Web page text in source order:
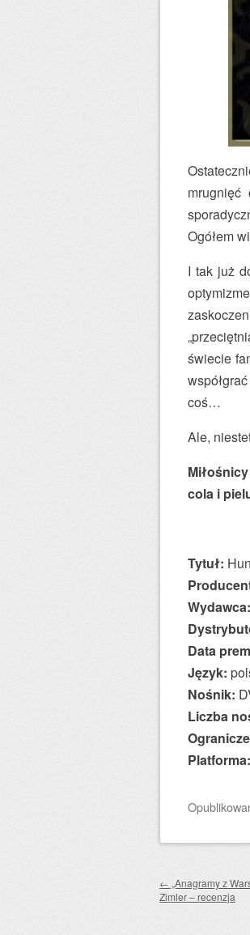
Ogółem
I tak już
świecie
coś…
Ale,
cola i
Tytuł:
Wydawca:
Data
Język:
Nośnik:
Liczba
Platforma:
Zobacz
← „Anagramy z
Zimler – recenzja